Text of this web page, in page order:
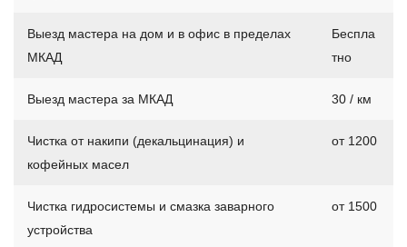
Выезд мастера на дом и в офис в пределах
МКАД
Беспла
тно
Выезд мастера за МКАД 30 / км
Чистка от накипи (декальцинация) и
кофейных масел
от 1200
Чистка гидросистемы и смазка заварного
устройства
от 1500